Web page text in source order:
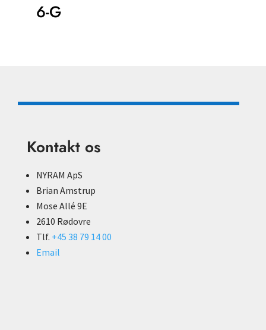
6-G
Kontakt os
NYRAM ApS
Brian Amstrup
Mose Allé 9E
2610 Rødovre
Tlf. +45 38 79 14 00
Email